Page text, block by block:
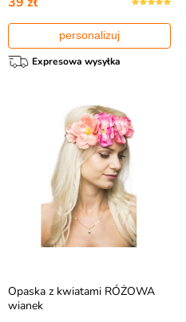
personalizuj
Expresowa wysyłka
Opaska z kwiatami RÓŻOWA
wianek